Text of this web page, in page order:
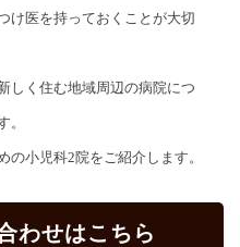
け医を持っておくことが大切
しく住む地域周辺の病院につ
。
小児科2院をご紹介します。
わせはこちら